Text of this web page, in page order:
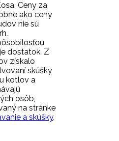
Ceny za
ako ceny
nie sú
dostatok. Z
získalo
skúšky
kotlov a
osôb,
na stránke
a skúšky.